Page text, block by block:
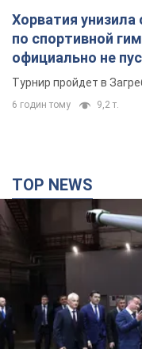
TOP NEWS
Кремль получил
остался почти
Интервью с
Мнение о том, что у
ракеты, крайне опасно,
3 години тому 21,0 т.